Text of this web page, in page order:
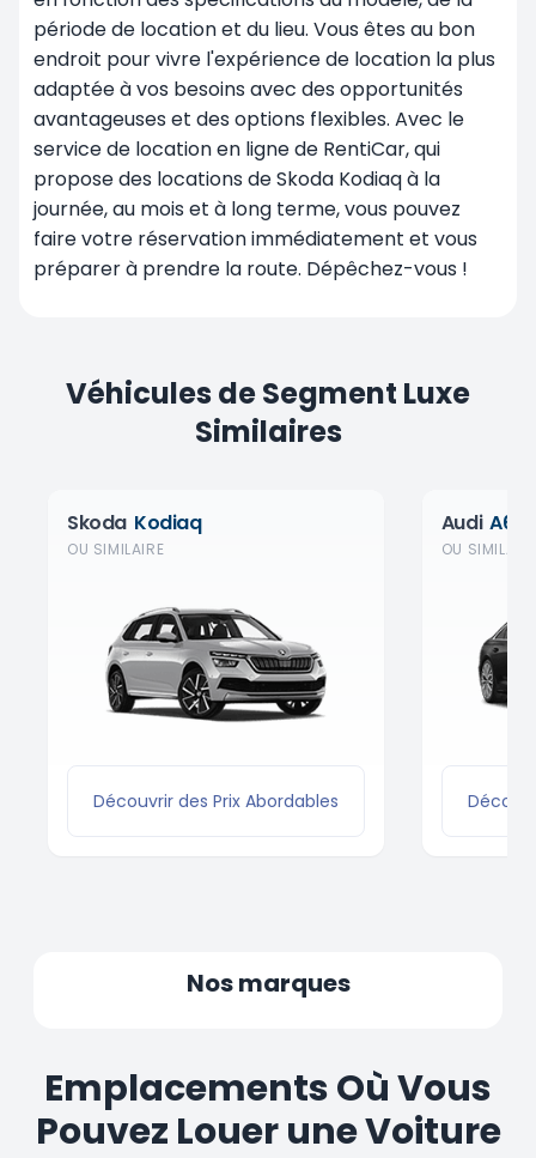
période de location et du lieu. Vous êtes au bon
endroit pour vivre l'expérience de location la plus
adaptée à vos besoins avec des opportunités
avantageuses et des options flexibles. Avec le
service de location en ligne de RentiCar, qui
propose des locations de Skoda Kodiaq à la
journée, au mois et à long terme, vous pouvez
faire votre réservation immédiatement et vous
préparer à prendre la route. Dépêchez-vous !
Véhicules de Segment Luxe
Similaires
Skoda Kodiaq
OU SIMILAIRE
Découvrir des Prix Abordables
Audi A6
OU
Nos marques
Emplacements Où Vous
Pouvez Louer une Voiture